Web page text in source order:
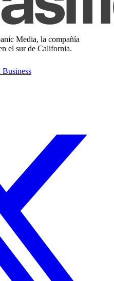
Media, la compañía
el sur de California.